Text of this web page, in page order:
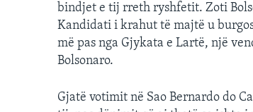
bindjet e tij rreth ryshfetit. Zoti
Kandidati i krahut të majtë u
më pas nga Gjykata e Lartë, një
Bolsonaro.
Gjatë votimit në Sao Bernardo do